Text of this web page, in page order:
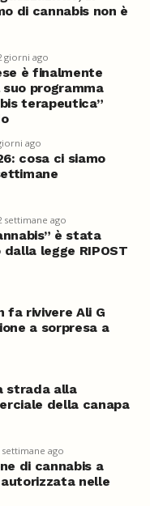
di cannabis non è
giorni ago
è finalmente
programma
terapeutica”
ago
cosa ci siamo
settimane ago
è stata
legge RIPOST
fa rivivere Ali G
a sorpresa a
strada alla
della canapa
settimane ago
di cannabis a
nelle